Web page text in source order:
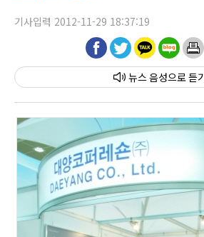
기사입력 2012-11-29 18:37:19
뉴스 음성